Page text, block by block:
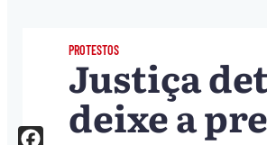
PROTESTOS
Justiça
deixe a